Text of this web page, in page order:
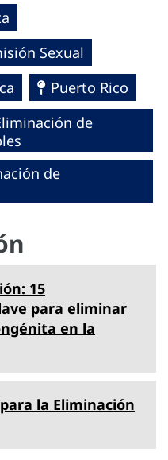
Sexual
Puerto Rico
de
de
15
para eliminar
en la
la Eliminación